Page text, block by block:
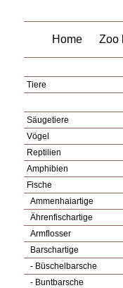
Home Zoo
Tiere
Säugetiere
Vögel
Reptilien
Amphibien
Fische
Ammenhaiartige
Ährenfischartige
Armflosser
Barschartige
- Büschelbarsche
- Buntbarsche